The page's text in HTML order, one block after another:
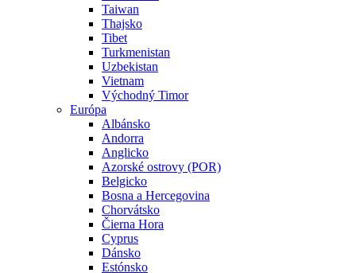
Taiwan
Thajsko
Tibet
Turkmenistan
Uzbekistan
Vietnam
Východný Timor
Európa
Albánsko
Andorra
Anglicko
Azorské ostrovy (POR)
Belgicko
Bosna a Hercegovina
Chorvátsko
Čierna Hora
Cyprus
Dánsko
Estónsko